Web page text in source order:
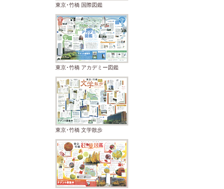
東京･竹橋 国際図鑑
東京･竹橋 アカデミー図鑑
東京･竹橋 文学散歩